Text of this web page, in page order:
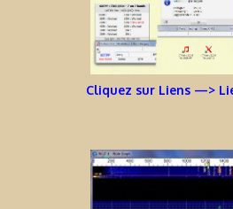
Cliquez sur Liens —>